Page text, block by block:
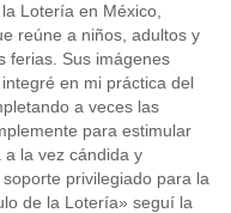
Lotería en México,
reúne a niños, adultos y
ferias. Sus imágenes
en mi práctica del
a veces las
para estimular
la vez cándida y
privilegiado para la
de la Lotería» seguí la